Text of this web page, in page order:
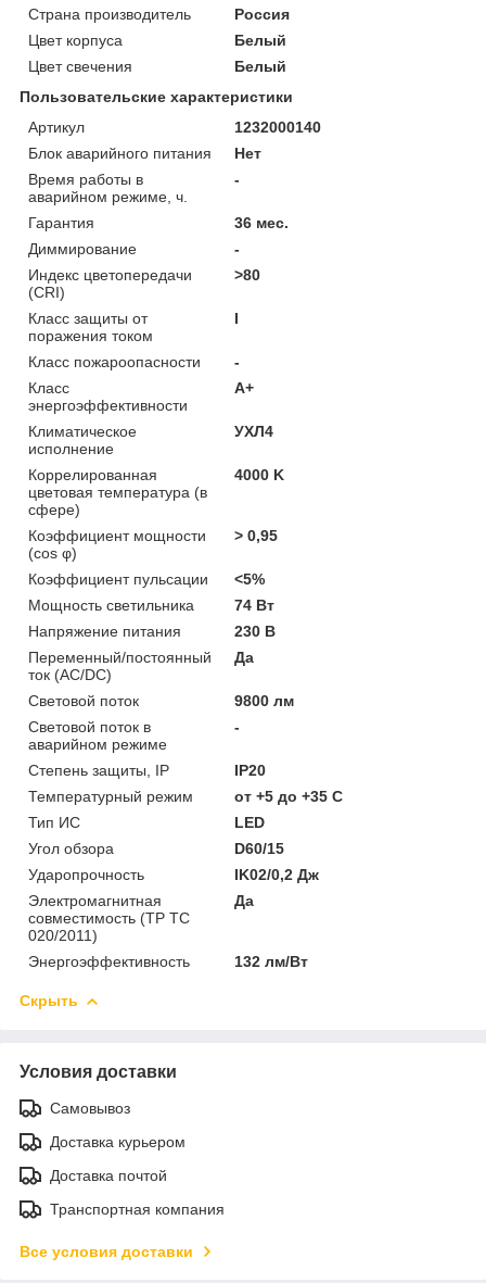
Страна производитель
Россия
Цвет корпуса
Белый
Цвет свечения
Белый
Пользовательские характеристики
Артикул
1232000140
Блок аварийного питания
Нет
Время работы в
аварийном режиме, ч.
-
Гарантия
36 мес.
Диммирование
-
Индекс цветопередачи
(CRI)
>80
Класс защиты от
поражения током
I
Класс пожароопасности
-
Класс
энергоэффективности
A+
Климатическое
исполнение
УХЛ4
Коррелированная
цветовая температура (в
сфере)
4000 K
Коэффициент мощности
(cos φ)
> 0,95
Коэффициент пульсации
<5%
Мощность светильника
74 Вт
Напряжение питания
230 В
Переменный/постоянный
ток (AC/DC)
Да
Световой поток
9800 лм
Световой поток в
аварийном режиме
-
Степень защиты, IP
IP20
Температурный режим
от +5 до +35 C
Тип ИС
LED
Угол обзора
D60/15
Ударопрочность
IK02/0,2 Дж
Электромагнитная
совместимость (ТР ТС
020/2011)
Да
Энергоэффективность 132 лм/Вт
Скрыть
Условия доставки
Самовывоз
Доставка курьером
Доставка почтой
Транспортная компания
Все условия доставки